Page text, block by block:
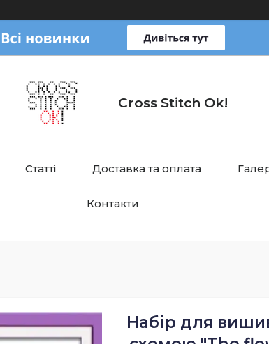
Cross Stitch Ok!
Статті Доставка та оплата
Контакти
Набір для